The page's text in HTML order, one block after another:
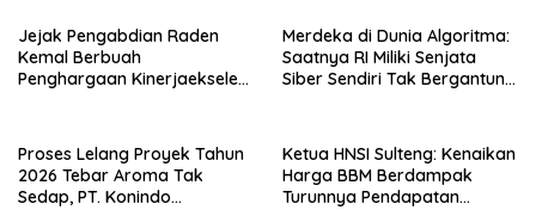
Jejak Pengabdian Raden
Kemal Berbuah
Penghargaan Kinerjaekselen
Merdeka di Dunia Algoritma:
Saatnya RI Miliki Senjata
Siber Sendiri Tak Bergantung
Proses Lelang Proyek Tahun
2026 Tebar Aroma Tak
Sedap, PT. Konindo
Ketua HNSI Sulteng: Kenaikan
Harga BBM Berdampak
Turunnya Pendapatan